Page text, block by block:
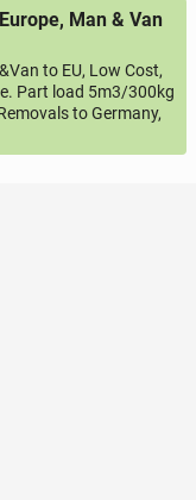
Man & Van
to EU, Low Cost,
Part load 5m3/300kg
to Germany,